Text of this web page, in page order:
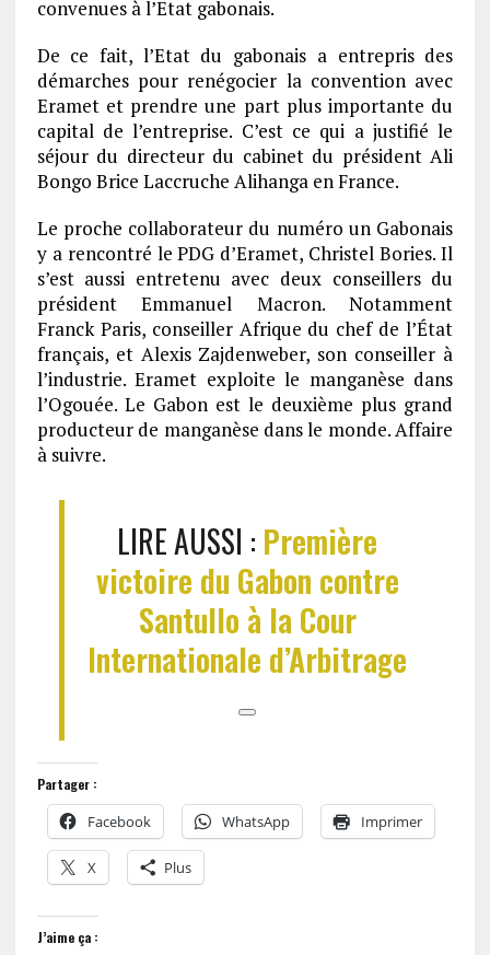
convenues à l’Etat gabonais.
De ce fait, l’Etat du gabonais a entrepris des
démarches pour renégocier la convention avec
Eramet et prendre une part plus importante du
capital de l’entreprise. C’est ce qui a justifié le
séjour du directeur du cabinet du président Ali
Bongo Brice Laccruche Alihanga en France.
Le proche collaborateur du numéro un Gabonais
y a rencontré le PDG d’Eramet, Christel Bories. Il
s’est aussi entretenu avec deux conseillers du
président Emmanuel Macron. Notamment
Franck Paris, conseiller Afrique du chef de l’État
français, et Alexis Zajdenweber, son conseiller à
l’industrie. Eramet exploite le manganèse dans
l’Ogouée. Le Gabon est le deuxième plus grand
producteur de manganèse dans le monde. Affaire
à suivre.
LIRE AUSSI : Première
victoire du Gabon contre
Santullo à la Cour
Internationale d’Arbitrage
Partager :
Facebook WhatsApp Imprimer
X Plus
J’aime ça :